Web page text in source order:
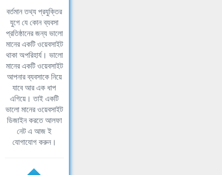
বর্তমান তথ্য প্রযুক্তির
যুগে যে কোন ব্যবসা
প্রতিষ্ঠানের জন্য ভালো
মানের একটি ওয়েবসাইট
থাকা অপরিহার্য। ভালো
মানের একটি ওয়েবসাইট
আপনার ব্যবসাকে নিয়ে
যাবে আর এক ধাপ
এগিয়ে। তাই একটি
ভালো মানের ওয়েবসাইট
ডিজাইন করতে আলফা
নেট এ আজ ই
যোগাযোগ করুন।